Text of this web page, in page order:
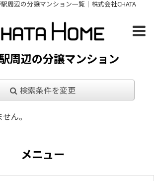
周辺の分譲マンション一覧｜株式会社CHATA
周辺の分譲マンション
検索条件を変更
ん。
メニュー